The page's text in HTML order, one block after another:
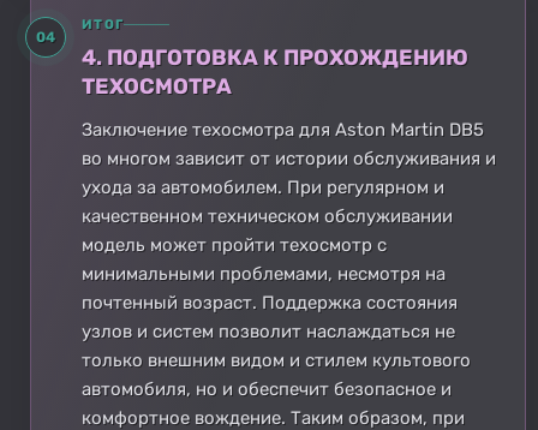
04
ИТОГ
4. ПОДГОТОВКА К ПРОХОЖДЕНИЮ
ТЕХОСМОТРА
Заключение техосмотра для Aston Martin DB5
во многом зависит от истории обслуживания и
ухода за автомобилем. При регулярном и
качественном техническом обслуживании
модель может пройти техосмотр с
минимальными проблемами, несмотря на
почтенный возраст. Поддержка состояния
узлов и систем позволит наслаждаться не
только внешним видом и стилем культового
автомобиля, но и обеспечит безопасное и
комфортное вождение. Таким образом, при